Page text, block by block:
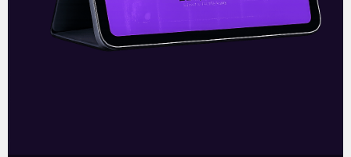
mega bancada
Algumas siglas do Centrão negociam a